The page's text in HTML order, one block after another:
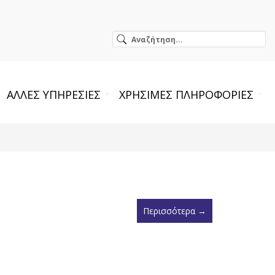
ΑΛΛΕΣ ΥΠΗΡΕΣΙΕΣ ΧΡΗΣΙΜΕΣ ΠΛΗΡΟΦΟΡΙΕΣ
Περισσότερα →